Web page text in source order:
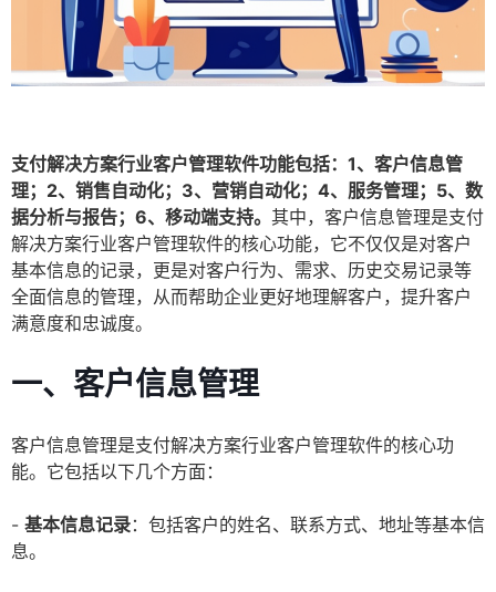
支付解决方案行业客户管理软件功能包括：1、客户信息管
理；2、销售自动化；3、营销自动化；4、服务管理；5、数
据分析与报告；6、移动端支持。 其中，客户信息管理是支付
解决方案行业客户管理软件的核心功能，它不仅仅是对客户
基本信息的记录，更是对客户行为、需求、历史交易记录等
全面信息的管理，从而帮助企业更好地理解客户，提升客户
满意度和忠诚度。
一、客户信息管理
客户信息管理是支付解决方案行业客户管理软件的核心功
能。它包括以下几个方面：
- 基本信息记录：包括客户的姓名、联系方式、地址等基本信
息。